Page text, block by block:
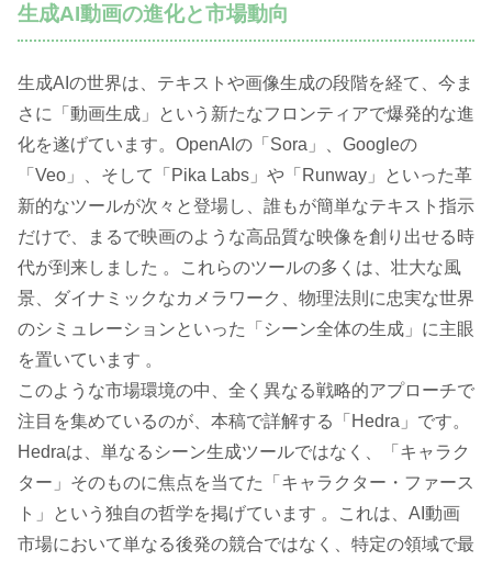
生成AI動画の進化と市場動向
生成AIの世界は、テキストや画像生成の段階を経て、今ま
さに「動画生成」という新たなフロンティアで爆発的な進
化を遂げています。OpenAIの「Sora」、Googleの
「Veo」、そして「Pika Labs」や「Runway」といった革
新的なツールが次々と登場し、誰もが簡単なテキスト指示
だけで、まるで映画のような高品質な映像を創り出せる時
代が到来しました 。これらのツールの多くは、壮大な風
景、ダイナミックなカメラワーク、物理法則に忠実な世界
のシミュレーションといった「シーン全体の生成」に主眼
を置いています 。
このような市場環境の中、全く異なる戦略的アプローチで
注目を集めているのが、本稿で詳解する「Hedra」です。
Hedraは、単なるシーン生成ツールではなく、「キャラク
ター」そのものに焦点を当てた「キャラクター・ファース
ト」という独自の哲学を掲げています 。これは、AI動画
市場において単なる後発の競合ではなく、特定の領域で最